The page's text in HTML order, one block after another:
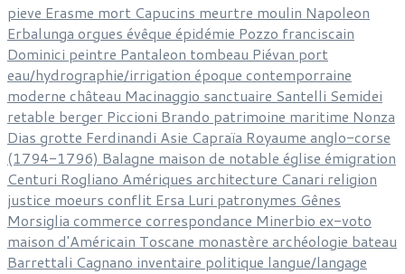
pieve Erasme mort Capucins meurtre moulin Napoleon
Erbalunga orgues évêque épidémie Pozzo franciscain
Dominici peintre Pantaleon tombeau Piévan port
eau/hydrographie/irrigation époque contemporraine
moderne château Macinaggio sanctuaire Santelli Semidei
retable berger Piccioni Brando patrimoine maritime Nonza
Dias grotte Ferdinandi Asie Capraïa Royaume anglo-corse
(1794-1796) Balagne maison de notable église émigration
Centuri Rogliano Amériques architecture Canari religion
justice moeurs conflit Ersa Luri patronymes Gênes
Morsiglia commerce correspondance Minerbio ex-voto
maison d'Américain Toscane monastère archéologie bateau
Barrettali Cagnano inventaire politique langue/langage